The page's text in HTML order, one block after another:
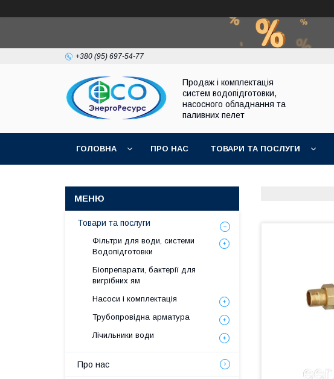
+380 (95) 697-54-77
Продаж і комплектація
систем водопідготовки,
насосного обладнання та
паливних пелет
ГОЛОВНА ПРО НАС ТОВАРИ ТА ПОСЛУГИ
Товари та послуги
Фільтри для води, системи
Водопідготовки
Біопрепарати, бактерії для
вигрібних ям
Насоси і комплектація
Трубопровідна арматура
Лічильники води
Про нас